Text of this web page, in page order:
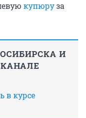
купюруза
И
в курсе